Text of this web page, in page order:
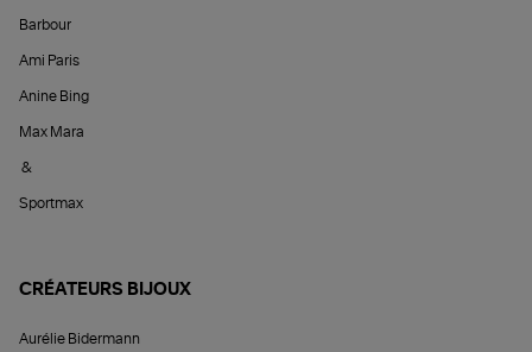
Barbour
Ami Paris
Anine Bing
Max Mara
&
Sportmax
CRÉATEURS BIJOUX
Aurélie Bidermann